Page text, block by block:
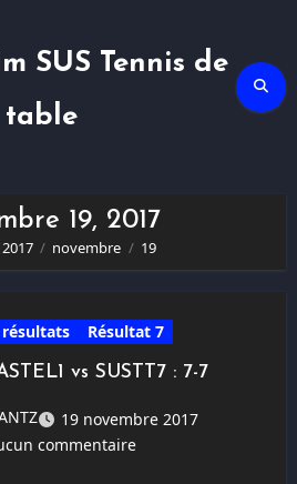
SUS Tennis de
table
19, 2017
2017 novembre 19
Résultat 7
vs SUSTT7 : 7-7
19 novembre 2017
commentaire